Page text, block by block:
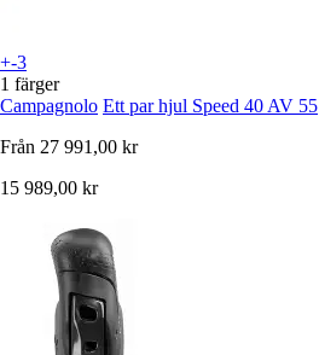
+-3
1 färger
Campagnolo Ett par hjul Speed 40 AV 55
Från 27 991,00 kr
15 989,00 kr